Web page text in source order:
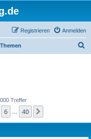
Anmelden
Registrieren
Treffer
6 40